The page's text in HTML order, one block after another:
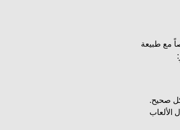
مع طبيعة
صحيح.
الألعاب